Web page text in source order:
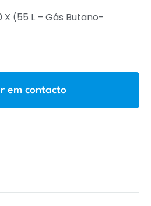
X (55 L – Gás Butano-
em contacto